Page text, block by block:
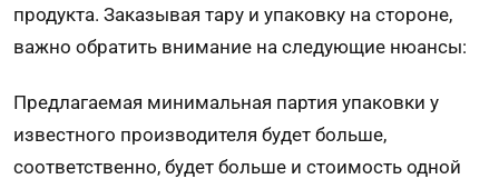
продукта. Заказывая тару и упаковку на стороне,
важно обратить внимание на следующие нюансы:
Предлагаемая минимальная партия упаковки у
известного производителя будет больше,
соответственно, будет больше и стоимость одной